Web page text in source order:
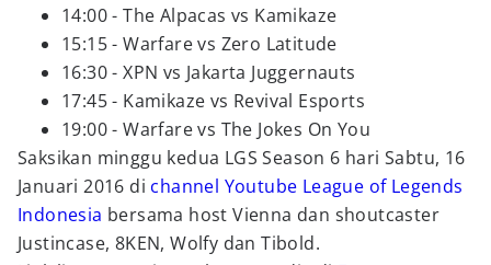
14:00 - The Alpacas vs Kamikaze
15:15 - Warfare vs Zero Latitude
16:30 - XPN vs Jakarta Juggernauts
17:45 - Kamikaze vs Revival Esports
19:00 - Warfare vs The Jokes On You
Saksikan minggu kedua LGS Season 6 hari Sabtu, 16
Januari 2016 di channel Youtube League of Legends
Indonesia bersama host Vienna dan shoutcaster
Justincase, 8KEN, Wolfy dan Tibold.